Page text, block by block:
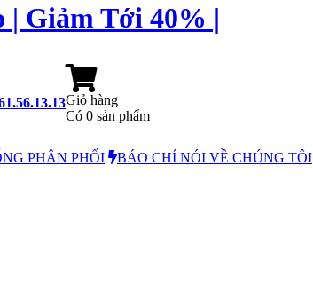
Giảm Tới 40% |
Giỏ hàng
Có 0 sản phẩm
PHÂN PHỐI
BÁO CHÍ NÓI VỀ CHÚNG TÔI